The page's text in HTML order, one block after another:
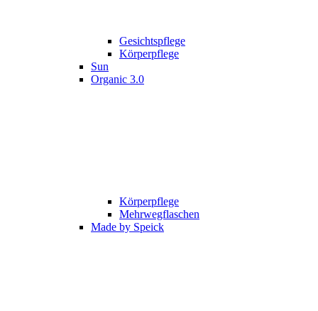
Gesichtspflege
Körperpflege
Sun
Organic 3.0
Körperpflege
Mehrwegflaschen
Made by Speick